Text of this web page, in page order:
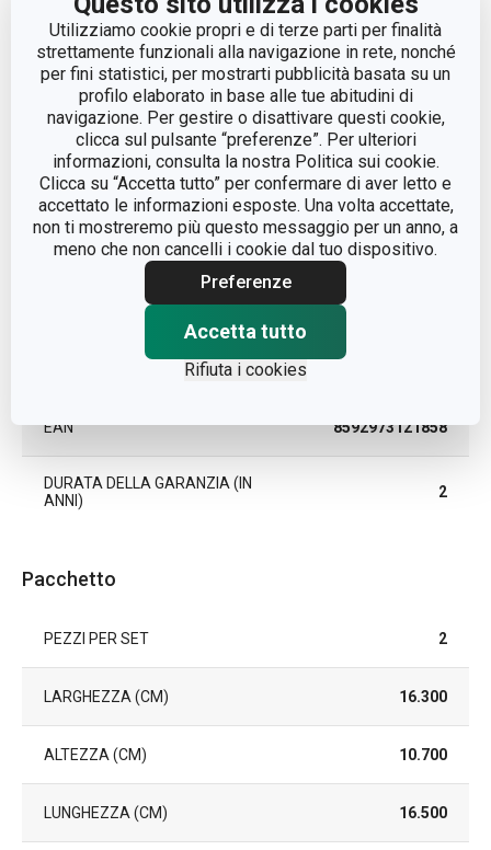
Utilizziamo cookie propri e di terze parti per finalità
strettamente funzionali alla navigazione in rete, nonché
per fini statistici, per mostrarti pubblicità basata su un
profilo elaborato in base alle tue abitudini di
navigazione. Per gestire o disattivare questi cookie,
clicca sul pulsante “preferenze”. Per ulteriori
informazioni, consulta la nostra Politica sui cookie.
Clicca su “Accetta tutto” per confermare di aver letto e
accettato le informazioni esposte. Una volta accettate,
non ti mostreremo più questo messaggio per un anno, a
meno che non cancelli i cookie dal tuo dispositivo.
Preferenze
Accetta tutto
Rifiuta i cookies
ADATTO AL FORNO A MICROONDE Sì
CATEGORIA tazze e tazzine
LINEA DI PRODOTTO myCOFFEE
MATERIALE porcellana
TIPO set caffè
LAVAGGIO IN LAVASTOVIGLIE
EAN 8592973121858
DURATA DELLA GARANZIA (IN
ANNI)
2
Pacchetto
PEZZI PER SET 2
LARGHEZZA (CM) 16.300
ALTEZZA (CM) 10.700
LUNGHEZZA (CM) 16.500